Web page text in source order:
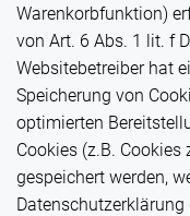
Warenkorbfunktion)
von Art. 6 Abs. 1 lit. f
Websitebetreiber hat
Speicherung von
optimierten
Cookies (z.B. Cookies
gespeichert werden,